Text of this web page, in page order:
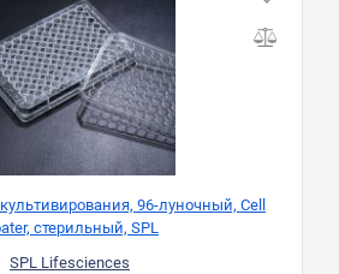
96-луночный, Cell
стерильный, SPL
SPL Lifesciences